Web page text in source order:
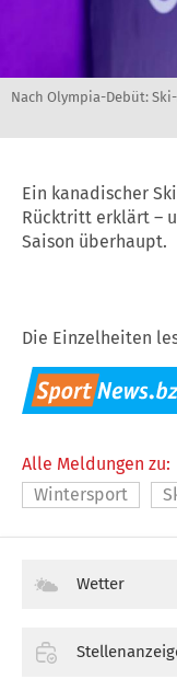
Nach Olympia-Debüt:
Ein kanadischer
Rücktritt erklärt –
Saison überhaupt.
Die Einzelheiten
Alle Meldungen zu:
Wintersport
Wetter